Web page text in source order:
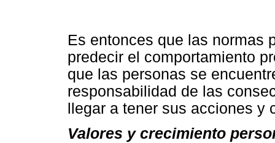
Es entonces que las normas
predecir el comportamiento
que las personas se
responsabilidad de las
llegar a tener sus acciones
Valores y crecimiento